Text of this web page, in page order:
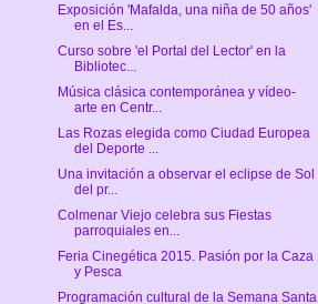
Exposición 'Mafalda, una niña de 50 años'
en el Es...
Curso sobre 'el Portal del Lector' en la
Bibliotec...
Música clásica contemporánea y vídeo-
arte en Centr...
Las Rozas elegida como Ciudad Europea
del Deporte ...
Una invitación a observar el eclipse de Sol
del pr...
Colmenar Viejo celebra sus Fiestas
parroquiales en...
Feria Cinegética 2015. Pasión por la Caza
y Pesca
Programación cultural de la Semana Santa